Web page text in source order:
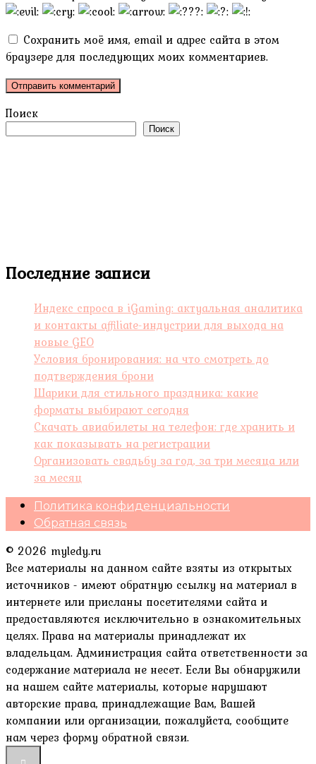
Сохранить моё имя, email и адрес сайта в этом
браузере для последующих моих комментариев.
Поиск
Поиск
Последние записи
Индекс спроса в iGaming: актуальная аналитика
и контакты affiliate-индустрии для выхода на
новые GEO
Условия бронирования: на что смотреть до
подтверждения брони
Шарики для стильного праздника: какие
форматы выбирают сегодня
Скачать авиабилеты на телефон: где хранить и
как показывать на регистрации
Организовать свадьбу за год, за три месяца или
за месяц
Политика конфиденциальности
Обратная связь
© 2026 myledy.ru
Все материалы на данном сайте взяты из открытых
источников - имеют обратную ссылку на материал в
интернете или присланы посетителями сайта и
предоставляются исключительно в ознакомительных
целях. Права на материалы принадлежат их
владельцам. Администрация сайта ответственности за
содержание материала не несет. Если Вы обнаружили
на нашем сайте материалы, которые нарушают
авторские права, принадлежащие Вам, Вашей
компании или организации, пожалуйста, сообщите
нам через форму обратной связи.